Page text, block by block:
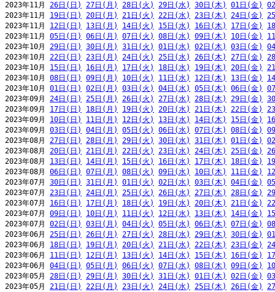
2023年11月 26日(日) 27日(月) 28日(火) 29日(水) 30日(木) 01日(金)
2023年11月 19日(日) 20日(月) 21日(火) 22日(水) 23日(木) 24日(金)
2023年11月 12日(日) 13日(月) 14日(火) 15日(水) 16日(木) 17日(金)
2023年11月 05日(日) 06日(月) 07日(火) 08日(水) 09日(木) 10日(金)
2023年10月 29日(日) 30日(月) 31日(火) 01日(水) 02日(木) 03日(金)
2023年10月 22日(日) 23日(月) 24日(火) 25日(水) 26日(木) 27日(金)
2023年10月 15日(日) 16日(月) 17日(火) 18日(水) 19日(木) 20日(金)
2023年10月 08日(日) 09日(月) 10日(火) 11日(水) 12日(木) 13日(金)
2023年10月 01日(日) 02日(月) 03日(火) 04日(水) 05日(木) 06日(金)
2023年09月 24日(日) 25日(月) 26日(火) 27日(水) 28日(木) 29日(金)
2023年09月 17日(日) 18日(月) 19日(火) 20日(水) 21日(木) 22日(金)
2023年09月 10日(日) 11日(月) 12日(火) 13日(水) 14日(木) 15日(金)
2023年09月 03日(日) 04日(月) 05日(火) 06日(水) 07日(木) 08日(金)
2023年08月 27日(日) 28日(月) 29日(火) 30日(水) 31日(木) 01日(金)
2023年08月 20日(日) 21日(月) 22日(火) 23日(水) 24日(木) 25日(金)
2023年08月 13日(日) 14日(月) 15日(火) 16日(水) 17日(木) 18日(金)
2023年08月 06日(日) 07日(月) 08日(火) 09日(水) 10日(木) 11日(金)
2023年07月 30日(日) 31日(月) 01日(火) 02日(水) 03日(木) 04日(金)
2023年07月 23日(日) 24日(月) 25日(火) 26日(水) 27日(木) 28日(金)
2023年07月 16日(日) 17日(月) 18日(火) 19日(水) 20日(木) 21日(金)
2023年07月 09日(日) 10日(月) 11日(火) 12日(水) 13日(木) 14日(金)
2023年07月 02日(日) 03日(月) 04日(火) 05日(水) 06日(木) 07日(金)
2023年06月 25日(日) 26日(月) 27日(火) 28日(水) 29日(木) 30日(金)
2023年06月 18日(日) 19日(月) 20日(火) 21日(水) 22日(木) 23日(金)
2023年06月 11日(日) 12日(月) 13日(火) 14日(水) 15日(木) 16日(金)
2023年06月 04日(日) 05日(月) 06日(火) 07日(水) 08日(木) 09日(金)
2023年05月 28日(日) 29日(月) 30日(火) 31日(水) 01日(木) 02日(金)
2023年05月 21日(日) 22日(月) 23日(火) 24日(水) 25日(木) 26日(金)